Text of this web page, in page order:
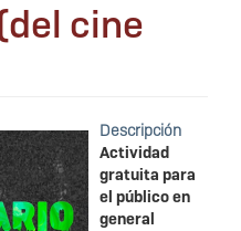
cine
Descripción
Actividad
gratuita para
el público en
general